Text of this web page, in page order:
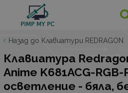
Назад до Клавиатури REDRAGON
Клавиатура
Anime K681ACG-RGB-
осветление - бяла,